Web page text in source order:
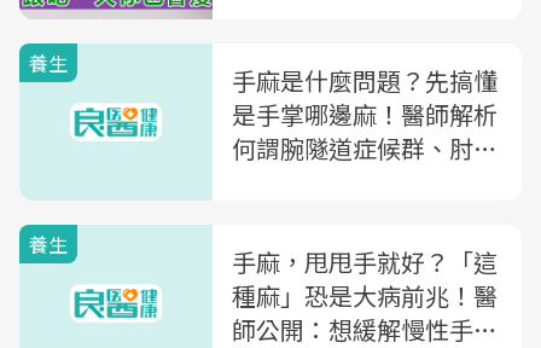
養生
手麻是什麼問題？先搞懂
是手掌哪邊麻！醫師解析
何謂腕隧道症候群、肘隧
養生
手麻，甩甩手就好？「這
種麻」恐是大病前兆！醫
師公開：想緩解慢性手